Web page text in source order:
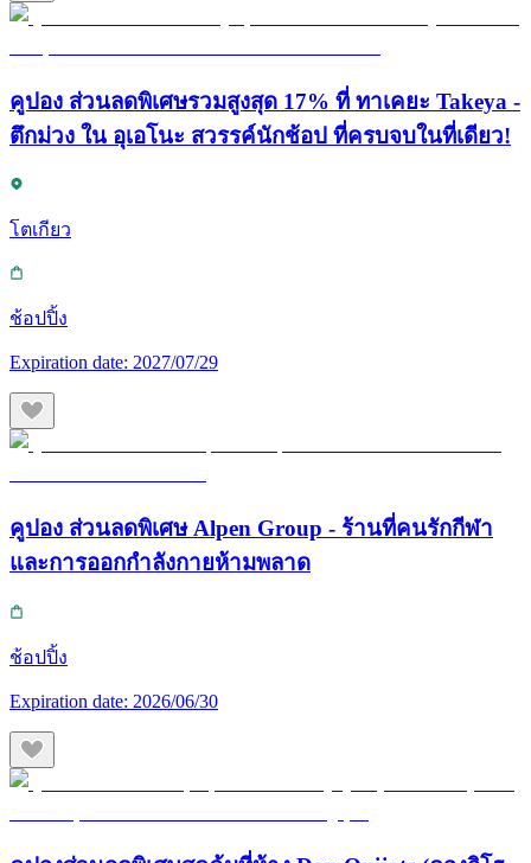
คูปอง ส่วนลดพิเศษรวมสูงสุด 17% ที่ ทาเคยะ Takeya -
ตึกม่วง ใน อุเอโนะ สวรรค์นักช้อป ที่ครบจบในที่เดียว!
โตเกียว
ช้อปปิ้ง
Expiration date: 2027/07/29
คูปอง ส่วนลดพิเศษ Alpen Group - ร้านที่คนรักกีฬา
และการออกกำลังกายห้ามพลาด
ช้อปปิ้ง
Expiration date: 2026/06/30